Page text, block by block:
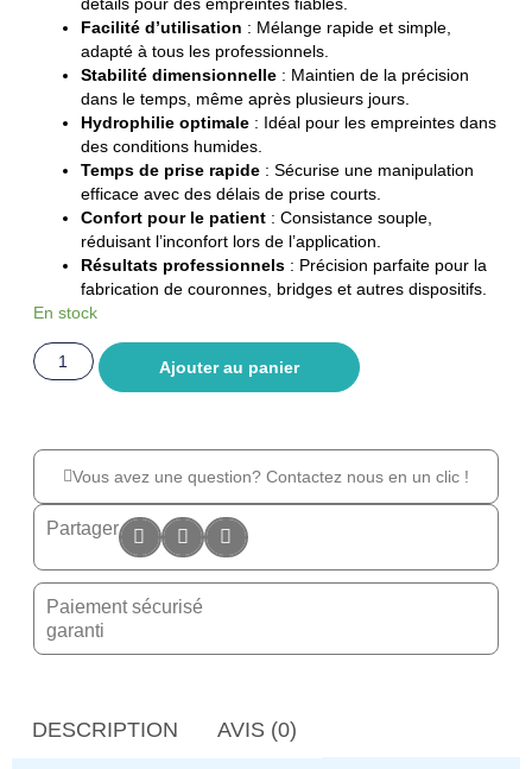
détails pour des empreintes fiables.
Facilité d’utilisation : Mélange rapide et simple,
adapté à tous les professionnels.
Stabilité dimensionnelle: Maintien de la précision
dans le temps, même après plusieurs jours.
Hydrophilie optimale: Idéal pour les empreintes dans
des conditions humides.
Temps de prise rapide: Sécurise une manipulation
efficace avec des délais de prise courts.
Confort pour le patient: Consistance souple,
réduisant l’inconfort lors de l’application.
Résultats professionnels: Précision parfaite pour la
fabrication de couronnes, bridges et autres dispositifs.
En stock
Ajouter au panier
Vous avez une question? Contactez nous en un clic !
Partager
Paiement sécurisé
garanti
DESCRIPTION AVIS (0)